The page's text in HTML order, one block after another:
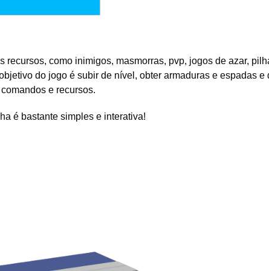
recursos, como inimigos, masmorras, pvp, jogos de azar,
do jogo é subir de nível, obter armaduras e espadas e
e recursos.
é bastante simples e interativa!